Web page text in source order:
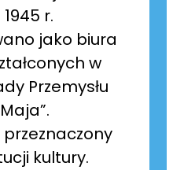
r.
jako biura
w
Przemysłu
przeznaczony
kultury.